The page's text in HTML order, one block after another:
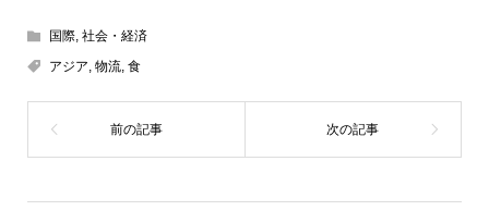
国際, 社会・経済
アジア 物流, 食